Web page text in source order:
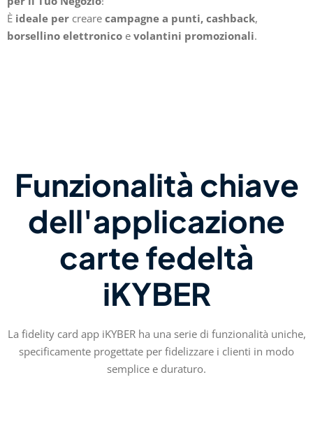
È ideale per creare campagne a punti, cashback,
borsellino elettronico e volantini promozionali.
Funzionalità chiave
dell'applicazione
carte fedeltà
iKYBER
La fidelity card app iKYBER ha una serie di funzionalità uniche,
specificamente progettate per fidelizzare i clienti in modo
semplice e duraturo.